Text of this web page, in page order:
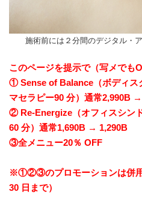
施術前には２分間のデジタル・
このページを提示で（写メでも
① Sense of Balance（ボディス
マセラピー90 分）通常2,990B
② Re-Energize（オフィスシン
60 分）通常1,690B → 1,290B
③全メニュー20％ OFF
※①②③のプロモーションは併用
30 日まで）